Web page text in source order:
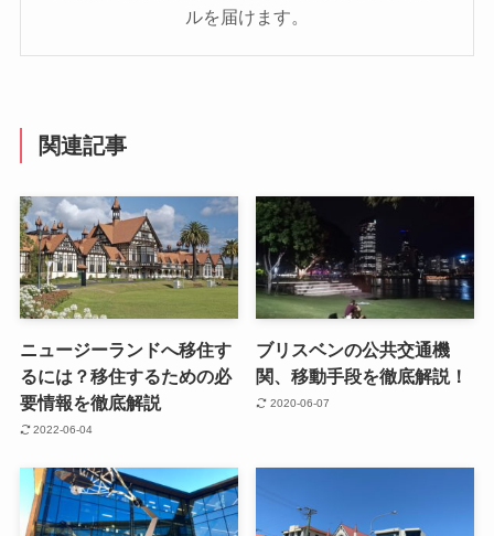
ルを届けます。
関連記事
ニュージーランドへ移住す
るには？移住するための必
要情報を徹底解説
2022-06-04
ブリスベンの公共交通機
関、移動手段を徹底解説！
2020-06-07